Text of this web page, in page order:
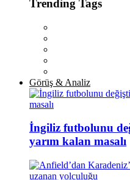
Trending Tags
Görüş & Analiz
İngiliz futbolunu
yarım kalan masalı